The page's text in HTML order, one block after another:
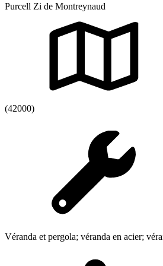
Purcell Zi de Montreynaud
(42000)
Véranda et pergola; véranda en acier;